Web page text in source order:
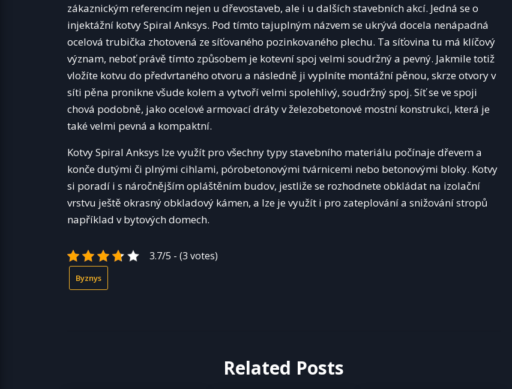
zákaznickým referencím nejen u dřevostaveb, ale i u dalších stavebních akcí. Jedná se o
injektážní kotvy Spiral Anksys. Pod tímto tajuplným názvem se ukrývá docela nenápadná
ocelová trubička zhotovená ze síťovaného pozinkovaného plechu. Ta síťovina tu má klíčový
význam, neboť právě tímto způsobem je kotevní spoj velmi soudržný a pevný. Jakmile totiž
vložíte kotvu do předvrtaného otvoru a následně ji vyplníte montážní pěnou, skrze otvory v
síti pěna pronikne všude kolem a vytvoří velmi spolehlivý, soudržný spoj. Síť se ve spoji
chová podobně, jako ocelové armovací dráty v železobetonové mostní konstrukci, která je
také velmi pevná a kompaktní.
Kotvy Spiral Anksys lze využít pro všechny typy stavebního materiálu počínaje dřevem a
konče dutými či plnými cihlami, pórobetonovými tvárnicemi nebo betonovými bloky. Kotvy
si poradí i s náročnějším opláštěním budov, jestliže se rozhodnete obkládat na izolační
vrstvu ještě okrasný obkladový kámen, a lze je využít i pro zateplování a snižování stropů
například v bytových domech.
3.7/5 - (3 votes)
Byznys
Related Posts